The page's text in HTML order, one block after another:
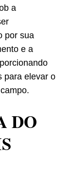
a
por sua
e a
para elevar o
DO